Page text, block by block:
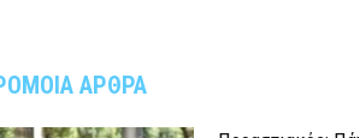
ΑΡΘΡΑ